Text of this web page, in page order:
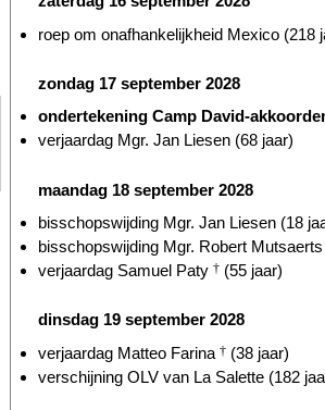
roep om onafhankelijkheid Mexico (218
zondag 17 september 2028
ondertekening Camp David-
verjaardag Mgr. Jan Liesen (68 jaar)
maandag 18 september 2028
bisschopswijding Mgr. Jan Liesen (18
bisschopswijding Mgr. Robert
verjaardag Samuel Paty † (55 jaar)
dinsdag 19 september 2028
verjaardag Matteo Farina † (38 jaar)
verschijning OLV van La Salette (182